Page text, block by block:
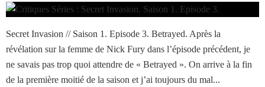
Secret Invasion // Saison 1. Episode 3. Betrayed. Après la
révélation sur la femme de Nick Fury dans l’épisode précédent, je
ne savais pas trop quoi attendre de « Betrayed ». On arrive à la fin
de la première moitié de la saison et j’ai toujours du mal...